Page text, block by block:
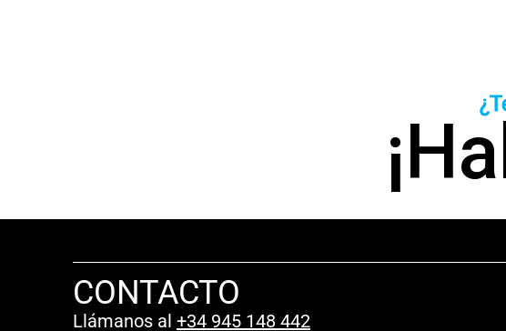
CONTACTO
Llámanos al +34 945 148 442